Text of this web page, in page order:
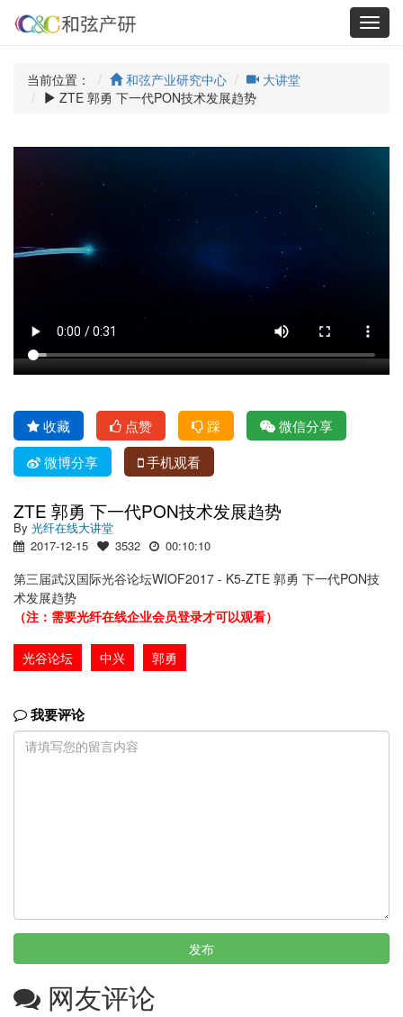
当前位置： 和弦产业研究中心
大讲堂
ZTE 郭勇 下一代PON技术发展趋势
收藏 点赞 踩
微信分享
微博分享
手机观看
ZTE 郭勇 下一代PON技术发展趋势
By 光纤在线大讲堂
2017-12-15
3532 00:10:10
第三届武汉国际光谷论坛WIOF2017 - K5-ZTE 郭勇 下一代PON技
术发展趋势
（注：需要光纤在线企业会员登录才可以观看）
光谷论坛 中兴 郭勇
我要评论
发布
网友评论